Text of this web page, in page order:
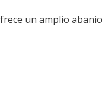
un amplio